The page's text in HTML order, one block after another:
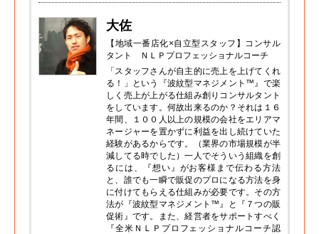
大佐
【地域一番店化×自立型スタッフ】コンサル
タント ＮＬＰプロフェッショナルコーチ
「スタッフさんが自主的に売上を上げてくれ
る！」という『波紋型マネジメント™』で楽
しく売上が上がる仕組み創りコンサルタント
をしています。何故出来るのか？それは１６
年間、１００人以上の規模の会社をエリアマ
ネージャーを置かずに利益を出し続けていた
経験があるからです。（業界の市場規模が半
減してる時でした）一人でそういう組織を創
るには、『想い』がお客様まで伝わる方法
と、誰でも一瞬で販促のプロになる方法を身
に付けてもらえる仕組みが必要です。その方
法が『波紋型マネジメント™』と『７つの販
促術』です。また、経営者をサポートすべく
『全米ＮＬＰプロフェッショナルコーチ認